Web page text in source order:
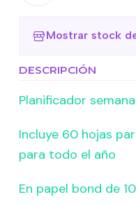
Mostrar stock
DESCRIPCIÓN
Planificador
Incluye 60 hojas
para todo el año
En papel bond de